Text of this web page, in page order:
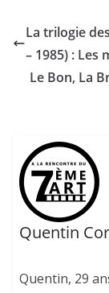
La trilogie
– 1985) : Les
Le Bon, La
Quentin
Quentin, 29